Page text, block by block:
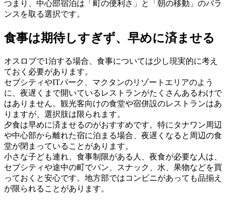
つまり、中心部宿泊は「町の便利さ」と「朝の移動」のバラ
ンスを取る選択です。
食事は期待しすぎず、早めに済ませる
オスロブで1泊する場合、食事については少し現実的に考え
ておく必要があります。
セブシティやITパーク、マクタンのリゾートエリアのよう
に、夜遅くまで開いているレストランがたくさんあるわけで
はありません。観光客向けの食堂や宿併設のレストランはあ
りますが、選択肢は限られます。
夕食は早めに済ませるのがおすすめです。特にタナワン周辺
や中心部から離れた宿に泊まる場合、夜遅くなると周辺の食
堂が閉まっていることがあります。
小さな子ども連れ、食事制限がある人、夜食が必要な人は、
セブシティや途中の町でパン、スナック、水、果物などを買
っておくと安心です。地方部ではコンビニがあっても品揃え
が限られることがあります。